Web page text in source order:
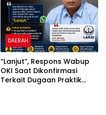
DAERAH
“Lanjut”, Respons Wabup
OKI Saat Dikonfirmasi
Terkait Dugaan Praktik